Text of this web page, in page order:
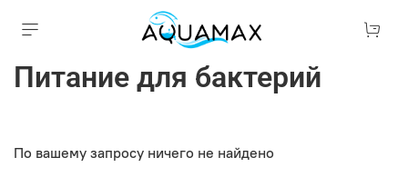
Питание для бактерий
По вашему запросу ничего не найдено